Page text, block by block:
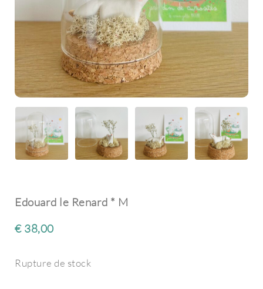
Edouard le Renard * M
€38,00
Rupture de stock